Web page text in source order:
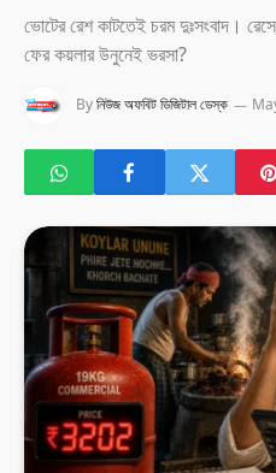
ভোটের রেশ কাটতেই চরম দুঃসংবাদ।
ফের কয়লার উনুনেই ভরসা?
Byনিউজ অফবিট ডিজিটাল ডেস্ক